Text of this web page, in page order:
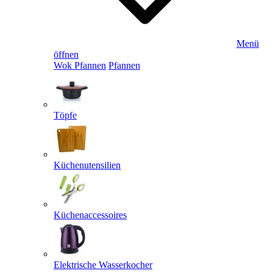
Menü
öffnen
Wok Pfannen Pfannen
Töpfe
Küchenutensilien
Küchenaccessoires
Elektrische Wasserkocher